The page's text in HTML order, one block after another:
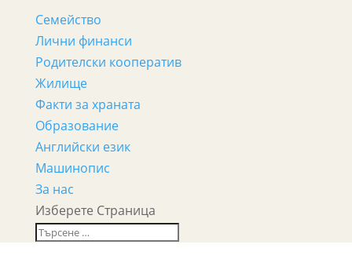
Семейство
Лични финанси
Родителски кооператив
Жилище
Факти за храната
Образование
Английски език
Машинопис
За нас
Изберете Страница